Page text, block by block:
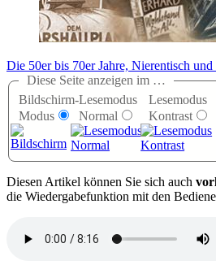
Die 50er bis 70er Jahre, Nierentisch
Diese Seite anzeigen im …
Bildschirm-
Modus
Lesemodus
Normal
Lesemodus
Kontrast
Diesen Artikel können Sie sich auch
die Wiedergabefunktion mit den